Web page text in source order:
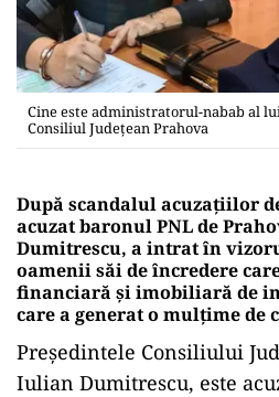
Cine este administratorul-nabab al
Consiliul Județean Prahova
După scandalul acuzațiilor
acuzat baronul PNL de
Dumitrescu, a intrat în
oamenii săi de încredere
financiară și imobiliară de
care a generat o mulțime de
Președintele Consiliului
Iulian Dumitrescu, este